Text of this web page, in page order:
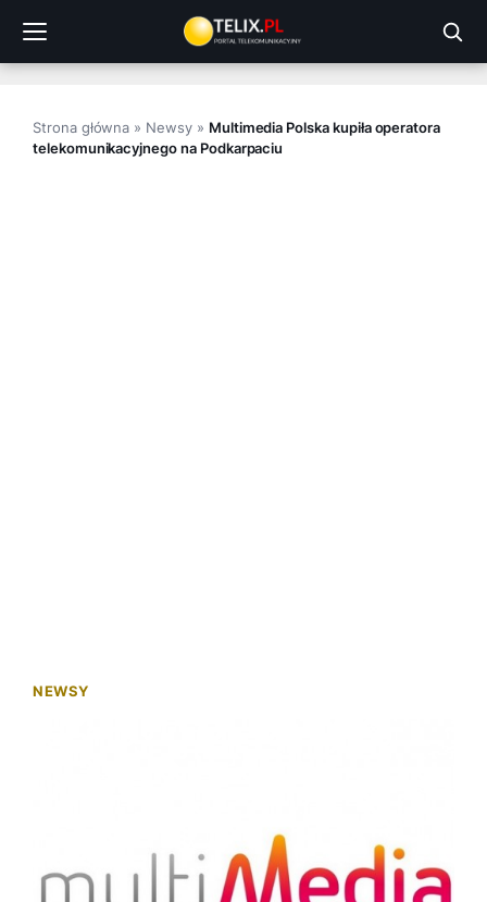
treści
Strona główna » Newsy» Multimedia Polska kupiła operatora
telekomunikacyjnego na Podkarpaciu
NEWSY